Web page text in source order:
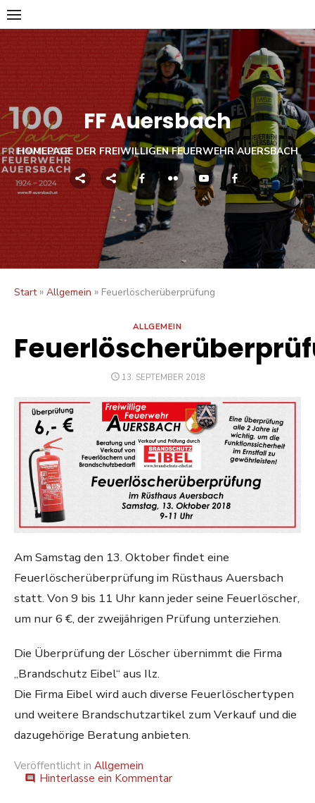
Skip
to
FF Auersbach
HOMEPAGE DER FREIWILLIGEN FEUERWEHR AUERSBACH
Start» Allgemein » Feuerlöscherüberprüfung
ALLGEMEIN
POSTED
13. SEPTEMBER 2018
Am Samstag den 13. Oktober findet eine
Feuerlöscherüberprüfung im Rüsthaus Auersbach
statt. Von 9 bis 11 Uhr kann jeder seine Feuerlöscher,
um nur 6 €, der zweijährigen Prüfung unterziehen.
Die Überprüfung der Löscher übernimmt die Firma
„Brandschutz Eibel“ aus Ilz.
Die Firma Eibel wird auch diverse Feuerlöschertypen
und weitere Brandschutzartikel zum Verkauf und die
dazugehörige Beratung anbieten.
Veröffentlicht in Allgemein
comment Hinterlasse ein Kommentarauf